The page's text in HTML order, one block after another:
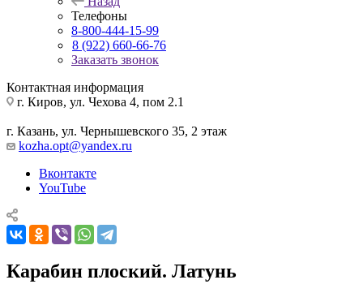
Телефоны
8-800-444-15-99
8 (922) 660-66-76
Заказать звонок
Контактная информация
г. Киров, ул. Чехова 4, пом 2.1
г. Казань, ул. Чернышевского 35, 2 этаж
kozha.opt@yandex.ru
Вконтакте
YouTube
Карабин плоский. Латунь